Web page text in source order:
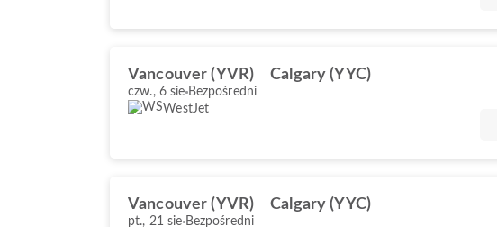
Vancouver (YVR) Calgary (YYC)
czw., 6 sie Bezpośredni
WestJet
Vancouver (YVR) Calgary (YYC)
pt., 21 sie Bezpośredni